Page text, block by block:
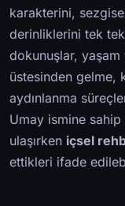
karakterini,
derinliklerini tek
dokunuşlar, yaşam
üstesinden gelme,
aydınlanma
Umay ismine
ulaşırken içsel
ettikleri ifade